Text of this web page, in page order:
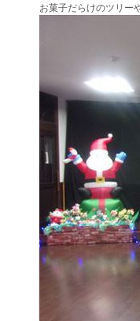
お菓子だらけのツリー